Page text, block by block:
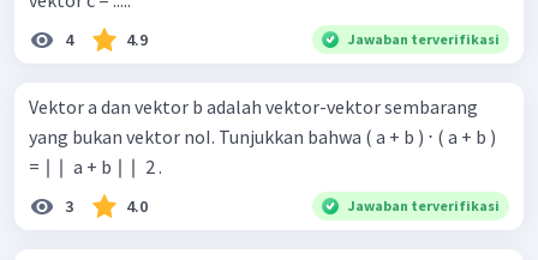
4 4.9 Jawaban terverifikasi
Vektor a dan vektor b adalah vektor-vektor sembarang
yang bukan vektor noI. Tunjukkan bahwa ( a + b ) ⋅ ( a + b )
= ∣ ∣ ​ a + b ∣ ∣ ​ 2 .
3 4.0 Jawaban terverifikasi